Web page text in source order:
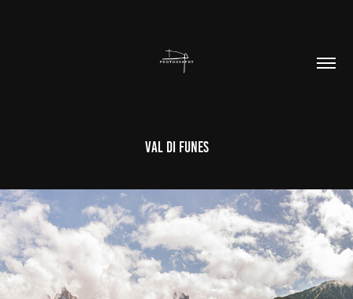
Val Di Funes